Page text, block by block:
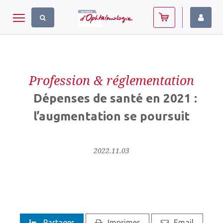
Toggle navigation
Profession & réglementation
Dépenses de santé en 2021 :
l’augmentation se poursuit
2022.11.03
Panneau de gestion des cookies